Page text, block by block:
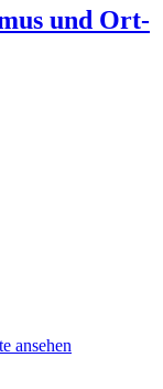
und Ort­
ansehen